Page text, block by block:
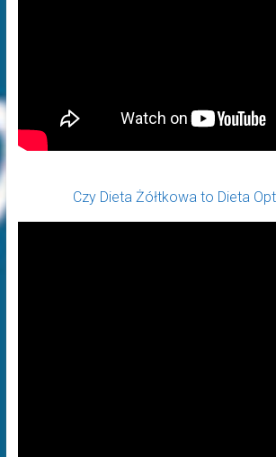
Czy Dieta Żółtkowa to Dieta